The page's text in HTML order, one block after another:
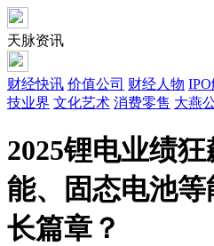
天脉资讯
财经快讯 价值公司 财经人物
技业界 文化艺术 消费零售 大燕
2025锂电业绩
能、固态电池
长篇章？